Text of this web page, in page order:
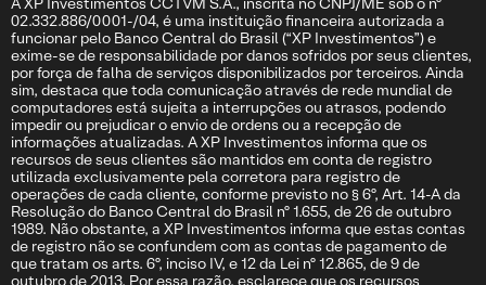
02.332.886/0001-/04, é uma instituição financeira autorizada a
funcionar pelo Banco Central do Brasil (“XP Investimentos”) e
exime-se de responsabilidade por danos sofridos por seus clientes,
por força de falha de serviços disponibilizados por terceiros. Ainda
sim, destaca que toda comunicação através de rede mundial de
computadores está sujeita a interrupções ou atrasos, podendo
impedir ou prejudicar o envio de ordens ou a recepção de
informações atualizadas. A XP Investimentos informa que os
recursos de seus clientes são mantidos em conta de registro
utilizada exclusivamente pela corretora para registro de
operações de cada cliente, conforme previsto no § 6º, Art. 14-A da
Resolução do Banco Central do Brasil nº 1.655, de 26 de outubro
1989. Não obstante, a XP Investimentos informa que estas contas
de registro não se confundem com as contas de pagamento de
que tratam os arts. 6º, inciso IV, e 12 da Lei nº 12.865, de 9 de
outubro de 2013. Por essa razão, esclarece que os recursos